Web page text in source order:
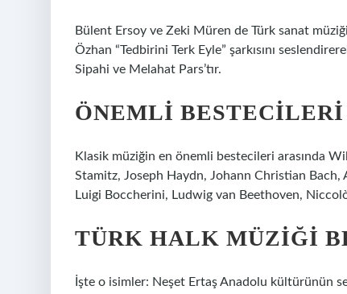
Bülent Ersoy ve Zeki Müren de Türk sanat
Özhan “Tedbirini Terk Eyle” şarkısını
Sipahi ve Melahat Pars’tır.
ÖNEMLI
Klasik müziğin en önemli bestecileri arasında
Stamitz, Joseph Haydn, Johann Christian
Luigi Boccherini, Ludwig van Beethoven,
TÜRK HALK MÜZIĞI
İşte o isimler: Neşet Ertaş Anadolu kültürünün